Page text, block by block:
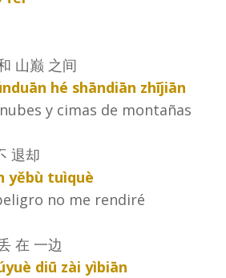
山巅 之间
hé shāndiān zhījiān
y cimas de montañas
退却
yěbù tuìquè
no me rendiré
在 一边
diū zài yìbiān